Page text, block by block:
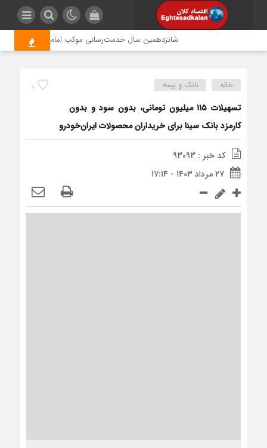
شانزدهمین سال خدمت‌رسانی موکب امام رضا (ع)
9 خانه بانک و بیمه
تسهیلات ۱۱۵ میلیون تومانی، بدون سود و بدون
کارمزد بانک سینا برای خریداران محصولات ایران‌خودرو
کد خبر : 93093
۲۷ مرداد ۱۴۰۳ - ۱۷:۱۴